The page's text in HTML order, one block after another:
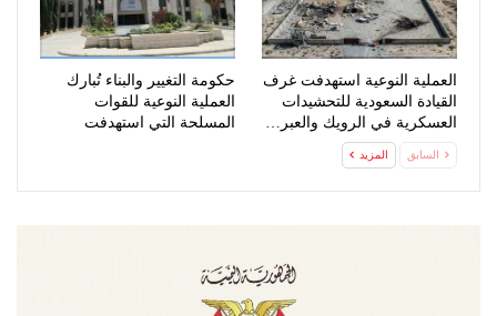
العملية النوعية استهدفت غرف
القيادة السعودية للتحشيدات
العسكرية في الرويك والعبر…
حكومة التغيير والبناء تُبارك
العملية النوعية للقوات
المسلحة التي استهدفت
السابق المزيد